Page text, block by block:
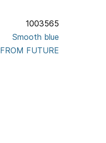
1003565
Smooth blue
FROM FUTURE